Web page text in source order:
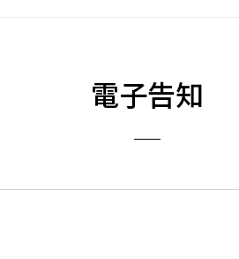
電子告知